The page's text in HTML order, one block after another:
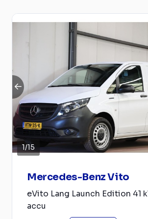
1/15
Mercedes-Benz Vito
eVito Lang Launch Edition 41
accu